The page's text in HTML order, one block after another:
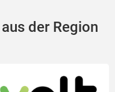
der Region